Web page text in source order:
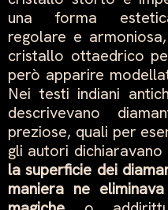
una forma
regolare e
cristallo ottaedrico
però apparire
Nei testi indiani
descrivevano
preziose, quali per
gli autori dichiaravano
la superficie dei
maniera ne